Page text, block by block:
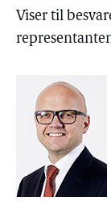
Viser til